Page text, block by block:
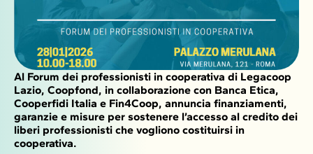
Al Forum dei professionisti in cooperativa di Legacoop
Lazio, Coopfond, in collaborazione con Banca Etica,
Cooperfidi Italia e Fin4Coop, annuncia finanziamenti,
garanzie e misure per sostenere l’accesso al credito dei
liberi professionisti che vogliono costituirsi in
cooperativa.